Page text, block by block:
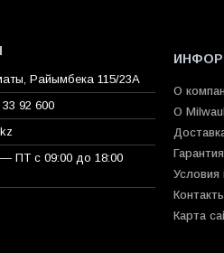
Райымбека 115/23A
92 600
ПТ с 09:00 до 18:00
О
О
Условия
Карта